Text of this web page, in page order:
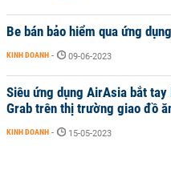
Be bán bảo hiểm qua ứng
KINH DOANH - 09-06-2023
Siêu ứng dụng AirAsia bắt
Grab trên thị trường giao đồ
KINH DOANH - 15-05-2023